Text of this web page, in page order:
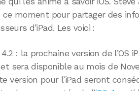
ce moment pour partager des
d’iPad. Les voici :
4.2 : la prochaine version de l’OS
et sera disponible au mois de
version pour l’iPad seront